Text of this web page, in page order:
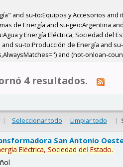
and su-to:Equipos y Accesorios and
de Energía and su-geo:Argentina
y Energía Eléctrica, Sociedad del
su-to:Producción de Energía and
and (not-onloan-
4 resultados.
| Seleccionar todo Limpiar todo |
San Antonio
Eléctrica, Sociedad delEstado.